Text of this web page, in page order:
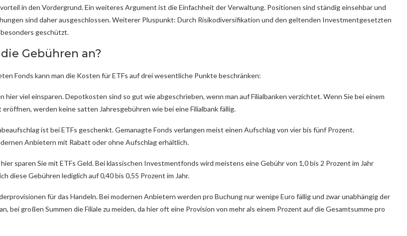
in den Vordergrund. Ein weiteres Argument ist die Einfachheit der Verwaltung. Positionen sind ständig einsehbar und
sind daher ausgeschlossen. Weiterer Pluspunkt: Durch Risikodiversifikation und den geltenden Investmentgesetzten
besonders geschützt.
Gebühren an?
Fonds kann man die Kosten für ETFs auf drei wesentliche Punkte beschränken:
viel einsparen. Depotkosten sind so gut wie abgeschrieben, wenn man auf Filialbanken verzichtet. Wenn Sie bei einem
werden keine satten Jahresgebühren wie bei eine Filialbank fällig.
ist bei ETFs geschenkt. Gemanagte Fonds verlangen meist einen Aufschlag von vier bis fünf Prozent.
Anbietern mit Rabatt oder ohne Aufschlag erhältlich.
sparen Sie mit ETFs Geld. Bei klassischen Investmentfonds wird meistens eine Gebühr von 1,0 bis 2 Prozent im Jahr
diese Gebühren lediglich auf 0,40 bis 0,55 Prozent im Jahr.
für das Handeln. Bei modernen Anbietern werden pro Buchung nur wenige Euro fällig und zwar unabhängig der
bei großen Summen die Filiale zu meiden, da hier oft eine Provision von mehr als einem Prozent auf die Gesamtsumme pro